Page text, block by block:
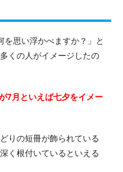
を思い浮かべますか？」と
くの人がイメージしたの
7月といえば七夕をイメー
りの短冊が飾られている
く根付いているといえる